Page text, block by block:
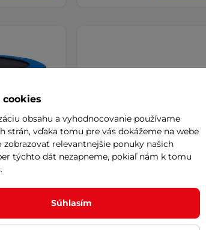
Nemôžete si
cookies
obsahu a vyhodnocovanie používame
strán, vďaka tomu pre vás dokážeme na webe
relevantnejšie ponuky našich
týchto dát nezapneme, pokiaľ nám k tomu
Súhlasím